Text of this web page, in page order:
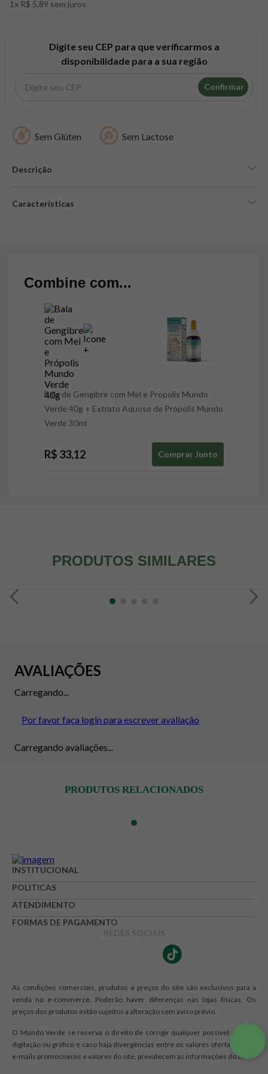
1x R$ 5,89 sem juros
Digite seu CEP para que verificarmos a
disponibilidade para a sua região
Confirmar
Sem Glúten Sem Lactose
Descrição
Características
Combine com...
Bala de Gengibre com Mel e Própolis Mundo
Verde 40g + Extrato Aquoso de Própolis Mundo
Verde 30ml
R$ 33,12 Comprar Junto
PRODUTOS SIMILARES
AVALIAÇÕES
Carregando...
Por favor faça login para escrever avaliação
Carregando avaliações...
PRODUTOS RELACIONADOS
INSTITUCIONAL
POLITICAS
ATENDIMENTO
FORMAS DE PAGAMENTO
REDES SOCIAIS
As condições comerciais, produtos e preços do site são exclusivos para a
venda no e-commerce. Poderão haver diferenças nas lojas físicas. Os
preços dos produtos estão sujeitos a alteração sem aviso prévio.
O Mundo Verde se reserva o direito de corrigir qualquer possível erro de
digitação ou gráfico e caso haja divergências entre os valores ofertados nos
e-mails promocionais e valores do site, prevalecem as informações do site.
8º snack proteico mundo verde
creatina mundo verde